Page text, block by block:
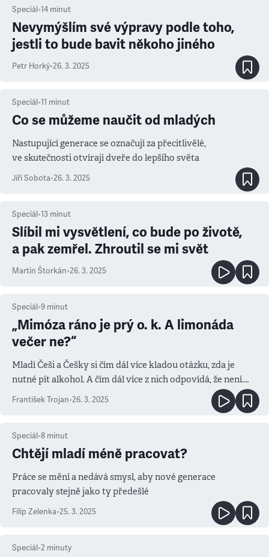
Speciál •14 minut
Nevymýšlím své výpravy podle toho,
jestli to bude bavit někoho jiného
Petr Horký•26. 3. 2025
Speciál •11 minut
Co se můžeme naučit od mladých
Nastupující generace se označují za přecitlivělé,
ve skutečnosti otvírají dveře do lepšího světa
Jiří Sobota•26. 3. 2025
Speciál •13 minut
Slíbil mi vysvětlení, co bude po životě,
a pak zemřel. Zhroutil se mi svět
Martin Štorkán•26. 3. 2025
Speciál •9 minut
„Mimóza ráno je prý o. k. A limonáda
večer ne?“
Mladí Češi a Češky si čím dál více kladou otázku, zda je
nutné pít alkohol. A čím dál více z nich odpovídá, že není.
(Článek je ze speciálu Snění Generace Z,
který je právě v
František Trojan•26. 3. 2025
Speciál •8 minut
Chtějí mladí méně pracovat?
Práce se mění a nedává smysl, aby nové generace
pracovaly stejně jako ty předešlé
Filip Zelenka•25. 3. 2025
Speciál •2 minuty